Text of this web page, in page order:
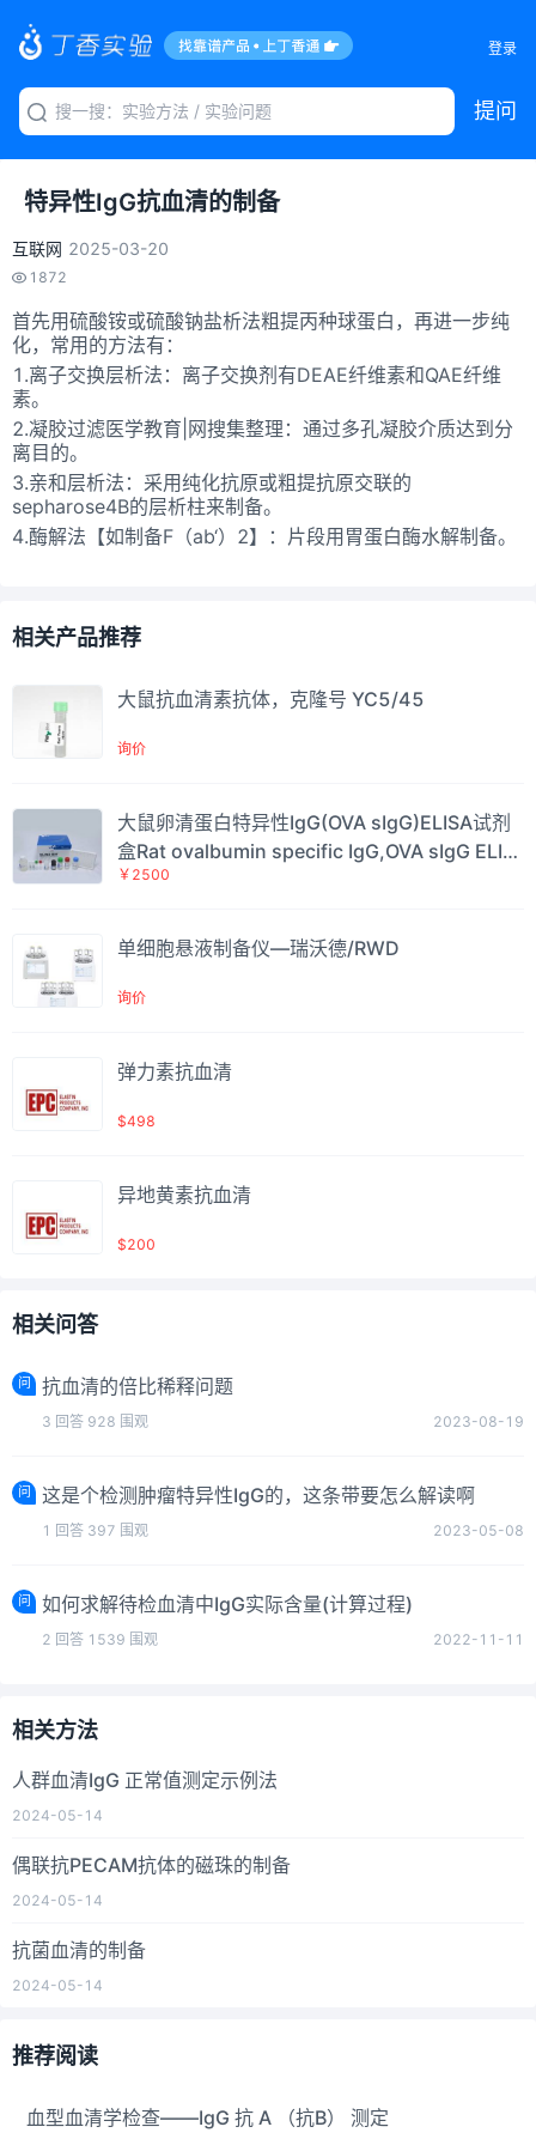
登录
提问
特异性IgG抗血清的制备
互联网 2025-03-20
1872
首先用硫酸铵或硫酸钠盐析法粗提丙种球蛋白，再进一步纯
化，常用的方法有：
1.离子交换层析法：离子交换剂有DEAE纤维素和QAE纤维
素。
2.凝胶过滤医学教育|网搜集整理：通过多孔凝胶介质达到分
离目的。
3.亲和层析法：采用纯化抗原或粗提抗原交联的
sepharose4B的层析柱来制备。
4.酶解法【如制备F（ab‘）2】：片段用胃蛋白酶水解制备。
相关产品推荐
大鼠抗血清素抗体，克隆号 YC5/45
询价
大鼠卵清蛋白特异性IgG(OVA sIgG)ELISA试剂
盒Rat ovalbumin specific IgG,OVA sIgG ELIS
A Kit
￥2500
单细胞悬液制备仪—瑞沃德/RWD
询价
弹力素抗血清
$498
异地黄素抗血清
$200
相关问答
问 抗血清的倍比稀释问题
3 回答 928 围观 2023-08-19
问 这是个检测肿瘤特异性IgG的，这条带要怎么解读啊
1 回答 397 围观 2023-05-08
问 如何求解待检血清中IgG实际含量(计算过程)
2 回答 1539 围观 2022-11-11
相关方法
人群血清IgG 正常值测定示例法
2024-05-14
偶联抗PECAM抗体的磁珠的制备
2024-05-14
抗菌血清的制备
2024-05-14
推荐阅读
血型血清学检查――IgG 抗 A （抗B） 测定